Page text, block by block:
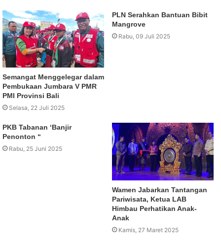
Semangat Menggelegar dalam
Pembukaan Jumbara V PMR
PMI Provinsi Bali
Selasa, 22 Juli 2025
PLN Serahkan Bantuan Bibit
Mangrove
Rabu, 09 Juli 2025
PKB Tabanan ‘Banjir
Penonton “
Rabu, 25 Juni 2025
Wamen Jabarkan Tantangan
Pariwisata, Ketua LAB
Himbau Perhatikan Anak-
Anak
Kamis, 27 Maret 2025